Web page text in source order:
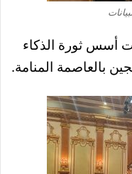
أسس ثورة الذكاء
بالعاصمة المنامة.